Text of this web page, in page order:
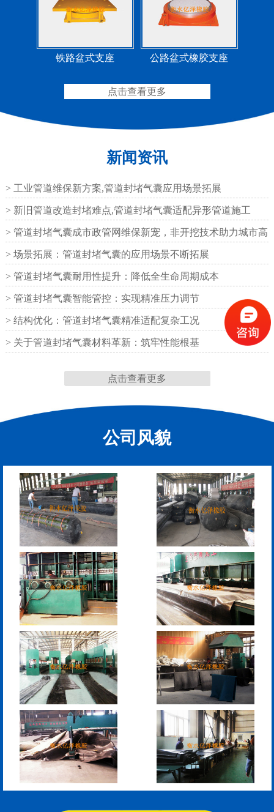
铁路盆式支座 公路盆式橡胶支座
抗震盆式支座
C40、60、80型桥梁伸
F40、60、80型桥梁伸缩
缝
E40、60、80型桥梁伸缩
缝
缩缝
L型桥梁伸缩缝 Z型桥梁伸缩缝
板式橡胶伸缩缝 C型桥梁伸缩缝
200*25米圆形桥梁气囊
390*14米的圆形充气芯
模
点击查看更多
新闻资讯
> 工业管道维保新方案,管道封堵气囊应用场景拓展
> 新旧管道改造封堵难点,管道封堵气囊适配异形管道施工
> 管道封堵气囊成市政管网维保新宠，非开挖技术助力城市高
效运
> 场景拓展：管道封堵气囊的应用场景不断拓展
> 管道封堵气囊耐用性提升：降低全生命周期成本
> 管道封堵气囊智能管控：实现精准压力调节
> 结构优化：管道封堵气囊精准适配复杂工况
> 关于管道封堵气囊材料革新：筑牢性能根基
点击查看更多
公司风貌